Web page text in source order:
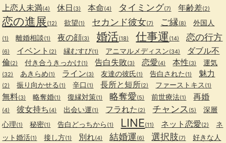
上恋人未満(4) 休日 (3) 本命(4) タイミング(7) 年齢差(2)
恋の進展(12) 欲望(1) セカンド彼女(7) ご縁(8) 外国人
(1) 離婚相談(1) 夜の顔(3) 婚活(18) 仕事運 (14) 恋の行方
(6) イベント (2) 縁むすび(1) アニマルメディスン(34)
ダブル不
倫(2) 付き合うきっかけ(1) 告白失敗(3) 恋愛(4) 本性(3) 運気
(32) あきらめ(1) ライン(3) 友達の彼氏(1) 告白された (1) 魅力
(2) 振り向かせる (1) 辛口 (1) 長所と短所(2) ファーストキス (1)
無料(3) 略奪婚(1) 復縁対策(1) 略奪愛(5) 前世療法(1) 再婚
(4) 彼女持ち (4) 出会い運(1) フラれた (2) チャンス (5)
深層
心理(1) 秘密(1) 告白どっちから (1) LINE(11) ネット恋愛(2)
ネ
ット婚活(1) 接し方(1) 別れ(4) 結婚運(6) 選択肢(7)
好きな人